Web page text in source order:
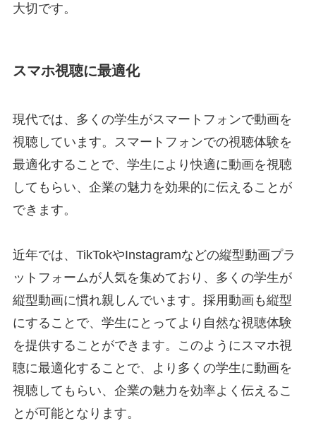
大切です。
スマホ視聴に最適化
現代では、多くの学生がスマートフォンで動画を
視聴しています。スマートフォンでの視聴体験を
最適化することで、学生により快適に動画を視聴
してもらい、企業の魅力を効果的に伝えることが
できます。
近年では、TikTokやInstagramなどの縦型動画プラ
ットフォームが人気を集めており、多くの学生が
縦型動画に慣れ親しんでいます。採用動画も縦型
にすることで、学生にとってより自然な視聴体験
を提供することができます。このようにスマホ視
聴に最適化することで、より多くの学生に動画を
視聴してもらい、企業の魅力を効率よく伝えるこ
とが可能となります。